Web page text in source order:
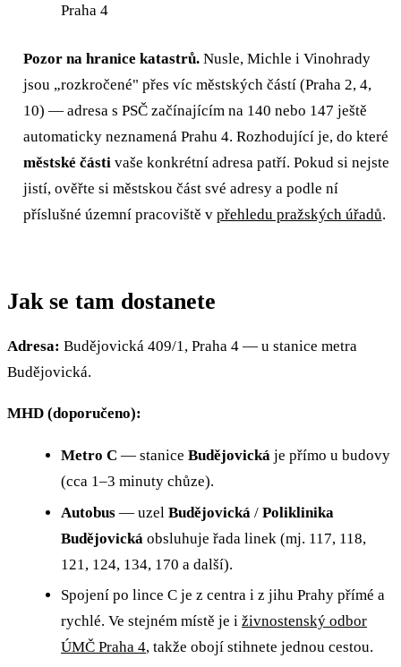
Praha 4
Pozor na hranice katastrů.Nusle, Michle i Vinohrady
jsou „rozkročené" přes víc městských částí (Praha 2, 4,
10) — adresa s PSČ začínajícím na 140 nebo 147 ještě
automaticky neznamená Prahu 4. Rozhodující je, do které
městské částivaše konkrétní adresa patří. Pokud si nejste
jistí, ověřte si městskou část své adresy a podle ní
příslušné územní pracoviště v přehledu pražských úřadů.
Jak se tam dostanete
Adresa: Budějovická 409/1, Praha 4 — u stanice metra
Budějovická.
MHD (doporučeno):
Metro C — stanice Budějovická je přímo u budovy
(cca 1–3 minuty chůze).
Autobus — uzel Budějovická / Poliklinika
Budějovická obsluhuje řada linek (mj. 117, 118,
121, 124, 134, 170 a další).
Spojení po lince C je z centra i z jihu Prahy přímé a
rychlé. Ve stejném místě je i živnostenský odbor
ÚMČ Praha 4, takže obojí stihnete jednou cestou.